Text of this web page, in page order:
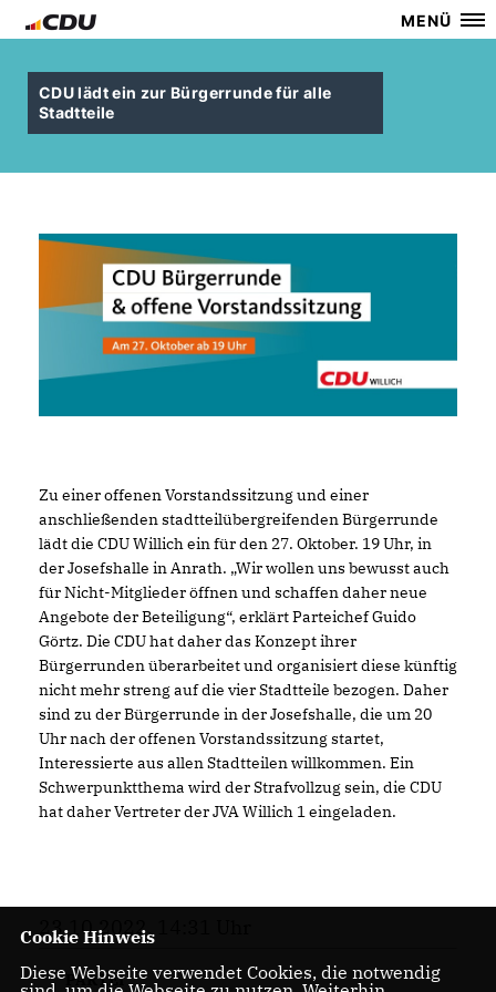
MENÜ
CDU lädt ein zur Bürgerrunde für alle
Stadtteile
Zu einer offenen Vorstandssitzung und einer
anschließenden stadtteilübergreifenden Bürgerrunde
lädt die CDU Willich ein für den 27. Oktober. 19 Uhr, in
der Josefshalle in Anrath. „Wir wollen uns bewusst auch
für Nicht-Mitglieder öffnen und schaffen daher neue
Angebote der Beteiligung“, erklärt Parteichef Guido
Görtz. Die CDU hat daher das Konzept ihrer
Bürgerrunden überarbeitet und organisiert diese künftig
nicht mehr streng auf die vier Stadtteile bezogen. Daher
sind zu der Bürgerrunde in der Josefshalle, die um 20
Uhr nach der offenen Vorstandssitzung startet,
Interessierte aus allen Stadtteilen willkommen. Ein
Schwerpunktthema wird der Strafvollzug sein, die CDU
hat daher Vertreter der JVA Willich 1 eingeladen.
23.10.2022, 14:31 Uhr
PARTEI
Cookie Hinweis
Diese Webseite verwendet Cookies, die notwendig